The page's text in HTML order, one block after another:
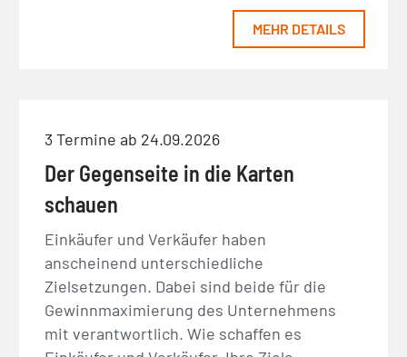
MEHR DETAILS
3 Termine ab 24.09.2026
Der Gegenseite in die Karten
schauen
Einkäufer und Verkäufer haben
anscheinend unterschiedliche
Zielsetzungen. Dabei sind beide für die
Gewinnmaximierung des Unternehmens
mit verantwortlich. Wie schaffen es